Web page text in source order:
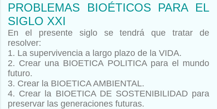
PROBLEMAS BIOÉTICOS PARA EL
SIGLO XXI
En el presente siglo se tendrá que tratar de
resolver:
1. La supervivencia a largo plazo de la VIDA.
2. Crear una BIOETICA POLITICA para el mundo
futuro.
3. Crear la BIOETICA AMBIENTAL.
4. Crear la BIOETICA DE SOSTENIBILIDAD para
preservar las generaciones futuras.